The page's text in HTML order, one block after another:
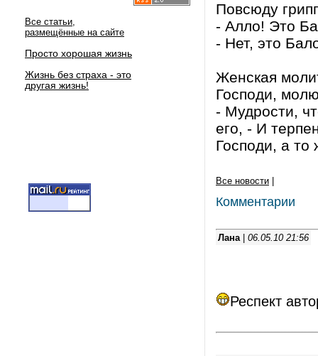
Все статьи,
размещённые на сайте
Просто хорошая жизнь
Жизнь без страха - это
другая жизнь!
Повсюду
- Алло! Это
- Нет, это
Женская
Господи,
- Мудрости,
его, - И
Господи, а то
Все новости
Комментарии
Лана 06.05.10 21:56
Респект